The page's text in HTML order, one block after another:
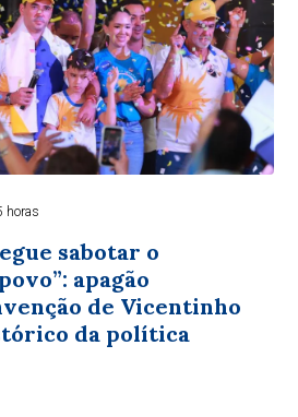
horas
sabotar o
apagão
de Vicentinho
da política